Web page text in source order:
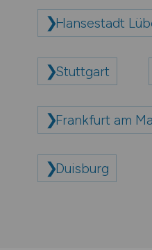
Hansestadt
Stuttgart
Frankfurt am
Duisburg